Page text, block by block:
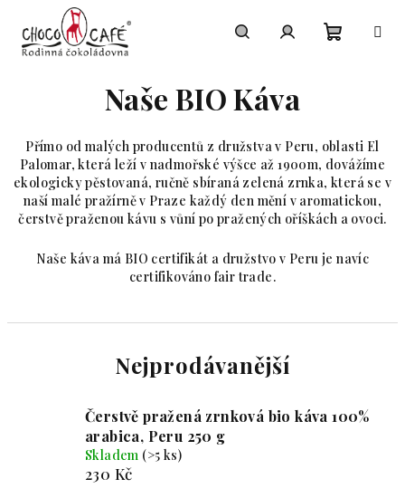
Přejít na obsah
Naše BIO Káva
Přímo od malých producentů z družstva v Peru, oblasti El
Palomar, která leží v nadmořské výšce až 1900m, dovážíme
ekologicky pěstovaná, ručně sbíraná zelená zrnka, která se v
naší malé pražírně v Praze každý den mění v aromatickou,
čerstvě praženou kávu s vůní po pražených oříškách a ovoci.
Naše káva má BIO certifikát a družstvo v Peru je navíc
certifikováno fair trade.
Nejprodávanější
Čerstvě pražená zrnková bio káva 100%
arabica, Peru 250 g
Skladem (>5 ks)
230 Kč